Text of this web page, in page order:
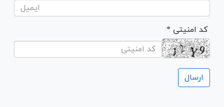
* کد امنیتی